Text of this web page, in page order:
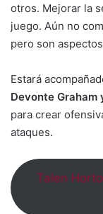
otros. Mejorar la
juego. Aún no
pero son
Estará
Devonte Graham
para crear
ataques.
Talen